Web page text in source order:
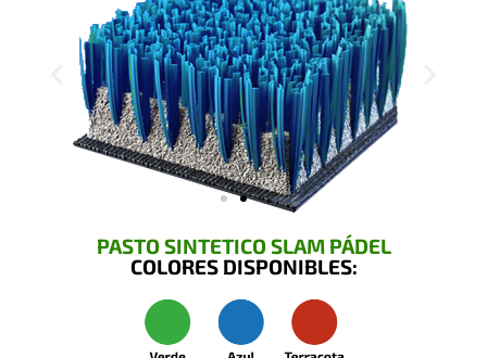
PASTO SINTETICO SLAM PÁDEL
COLORES DISPONIBLES: